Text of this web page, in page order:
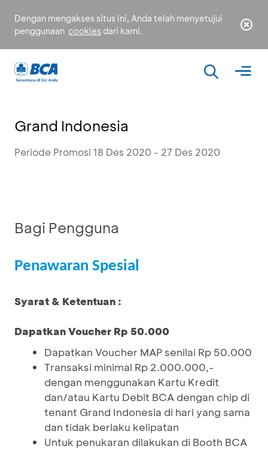
Dengan mengakses situs ini, Anda telah menyetujui
penggunaan cookies dari kami.
Grand Indonesia
Periode Promosi 18 Des 2020 - 27 Des 2020
Bagi Pengguna
Penawaran Spesial
Syarat & Ketentuan :
Dapatkan Voucher Rp 50.000
Dapatkan Voucher MAP senilai Rp 50.000
Transaksi minimal Rp 2.000.000,-
dengan menggunakan Kartu Kredit
dan/atau Kartu Debit BCA dengan chip di
tenant Grand Indonesia di hari yang sama
dan tidak berlaku kelipatan
Untuk penukaran dilakukan di Booth BCA